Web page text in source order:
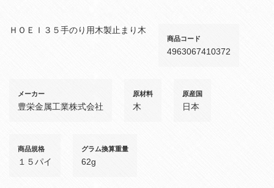
ＨＯＥＩ３５手のり用木製止まり木
商品コード
4963067410372
メーカー
豊栄金属工業株式会社
原材料
木
原産国
日本
商品規格
１５パイ
グラム換算重量
62g